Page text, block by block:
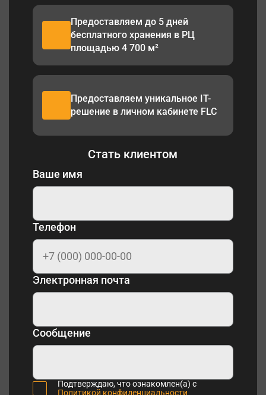
Стать клиентом
Ваше имя
Телефон
Электронная почта
Сообщение
Подтверждаю, что ознакомлен(а) с
Политикой конфиденциальности
Предоставляем до 5 дней
бесплатного хранения в РЦ
площадью 4 700 м²
Предоставляем уникальное IT-
решение в личном кабинете FLC